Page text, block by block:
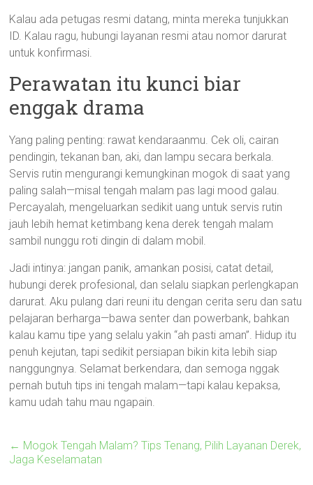
Kalau ada petugas resmi datang, minta mereka tunjukkan
ID. Kalau ragu, hubungi layanan resmi atau nomor darurat
untuk konfirmasi.
Perawatan itu kunci biar
enggak drama
Yang paling penting: rawat kendaraanmu. Cek oli, cairan
pendingin, tekanan ban, aki, dan lampu secara berkala.
Servis rutin mengurangi kemungkinan mogok di saat yang
paling salah—misal tengah malam pas lagi mood galau.
Percayalah, mengeluarkan sedikit uang untuk servis rutin
jauh lebih hemat ketimbang kena derek tengah malam
sambil nunggu roti dingin di dalam mobil.
Jadi intinya: jangan panik, amankan posisi, catat detail,
hubungi derek profesional, dan selalu siapkan perlengkapan
darurat. Aku pulang dari reuni itu dengan cerita seru dan satu
pelajaran berharga—bawa senter dan powerbank, bahkan
kalau kamu tipe yang selalu yakin “ah pasti aman”. Hidup itu
penuh kejutan, tapi sedikit persiapan bikin kita lebih siap
nanggungnya. Selamat berkendara, dan semoga nggak
pernah butuh tips ini tengah malam—tapi kalau kepaksa,
kamu udah tahu mau ngapain.
← Mogok Tengah Malam? Tips Tenang, Pilih Layanan Derek,
Jaga Keselamatan